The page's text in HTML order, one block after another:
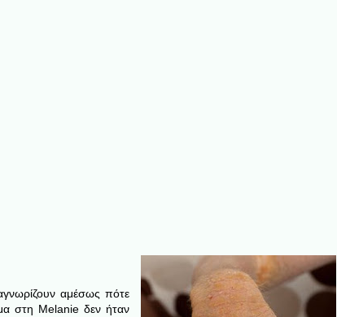
αμέσως πότε
στη Melanie δεν ήταν